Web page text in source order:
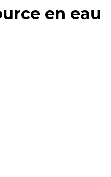
en eau